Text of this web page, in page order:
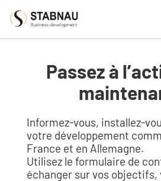
Passez à
Informez-vous, installez-
votre développement
France et en Allemagne.
Utilisez le formulaire de
échanger sur vos objectifs,